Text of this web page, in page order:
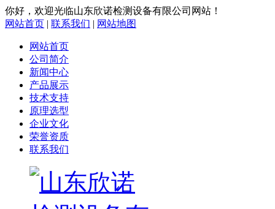
你好，欢迎光临山东欣诺检测设备有限公司网站！
网站首页 | 联系我们 | 网站地图
网站首页
公司简介
新闻中心
产品展示
技术支持
原理选型
企业文化
荣誉资质
联系我们